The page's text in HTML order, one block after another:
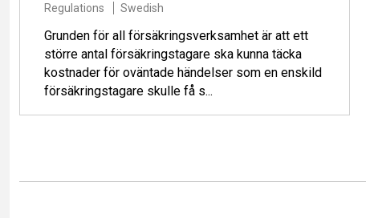
Regulations Swedish
Grunden för all försäkringsverksamhet är att ett
större antal försäkringstagare ska kunna täcka
kostnader för oväntade händelser som en enskild
försäkringstagare skulle få s...